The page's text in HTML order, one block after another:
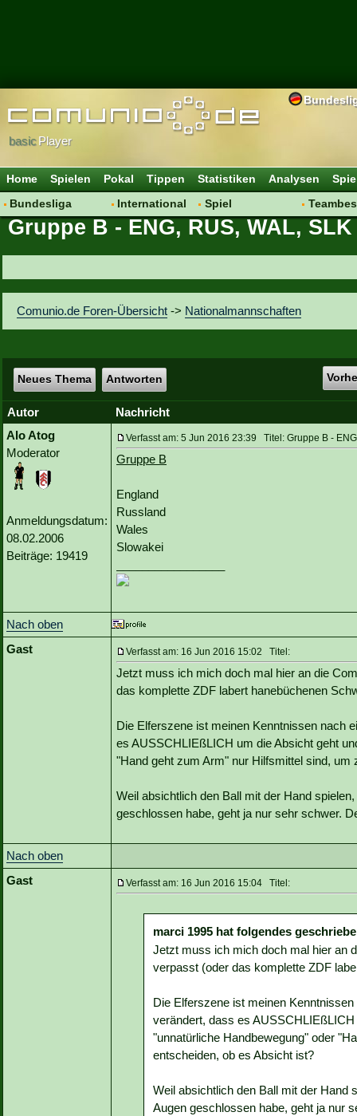
basicPlayer
Home Spielen Pokal Tippen Statistiken Analysen
Bundesliga
Hot News
Vereinsdiskussion
Vereinsfragen
International
Vereine
Spiel
Regeln & Tipps
Gruppe B - ENG, RUS, WAL, SLK
Comunio.de Foren-Übersicht -> Nationalmannschaften
Neues Thema Antworten
Autor
Nachricht
Alo Atog
Moderator
Anmeldungsdatum:
08.02.2006
Beiträge: 19419
Verfasst am: 5 Jun 2016 23:39 Titel: Gruppe B -
Gruppe B
England
Russland
Wales
Slowakei
Nach oben
Gast
Verfasst am: 16 Jun 2016 15:02 Titel:
Jetzt muss ich mich doch mal hier an die
das komplette ZDF labert hanebüchenen
Die Elferszene ist meinen Kenntnissen nach
es AUSSCHLIEßLICH um die Absicht geht
"Hand geht zum Arm" nur Hilfsmittel sind, um
Weil absichtlich den Ball mit der Hand
geschlossen habe, geht ja nur sehr schwer.
Nach oben
Gast
Verfasst am: 16 Jun 2016 15:04 Titel:
marci 1995 hat folgendes
Jetzt muss ich mich doch mal hier an
verpasst (oder das komplette ZDF
Die Elferszene ist meinen
verändert, dass es
"unnatürliche Handbewegung" oder
entscheiden, ob es Absicht ist?
Weil absichtlich den Ball mit der Hand
Augen geschlossen habe, geht ja nur